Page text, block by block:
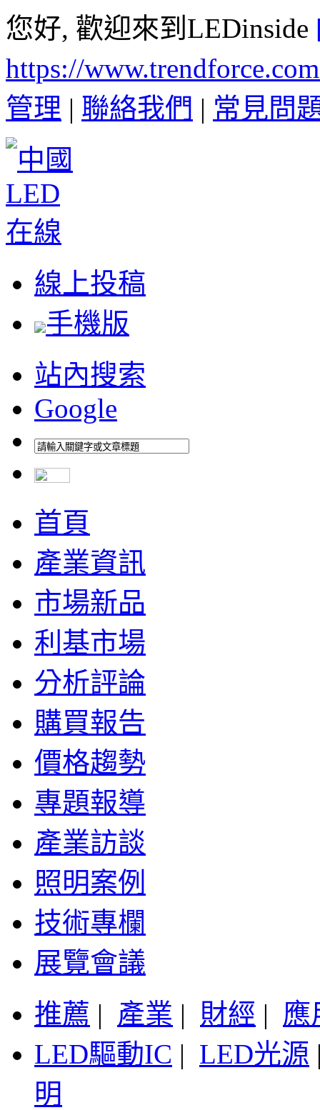
您好, 歡迎來到LEDinside
https://
管理 | 聯絡我們 | 常見問
線上投稿
手機版
站內搜索
Google
首頁
產業資訊
市場新品
利基市場
分析評論
購買報告
價格趨勢
專題報導
產業訪談
照明案例
技術專欄
展覽會議
推薦 | 產業 | 財經 | 應
LED驅動IC | LED光源
明